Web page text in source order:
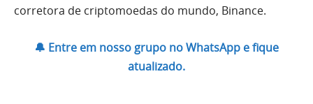
corretora de criptomoedas do mundo, Binance.
🔔 Entre em nosso grupo no WhatsApp e fique
atualizado.